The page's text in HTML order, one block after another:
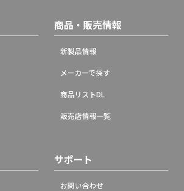
商品・販売情報
新製品情報
メーカーで探す
商品リストDL
販売店情報一覧
サポート
お問い合わせ